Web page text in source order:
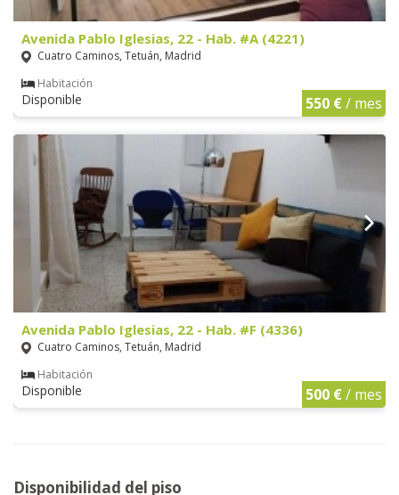
Avenida Pablo Iglesias, 22 - Hab. #A (4221)
Cuatro Caminos, Tetuán, Madrid
Habitación
Disponible 550 €/ mes
Avenida Pablo Iglesias, 22 - Hab. #F (4336)
Cuatro Caminos, Tetuán, Madrid
Habitación
Disponible 500 €/ mes
Disponibilidad del piso